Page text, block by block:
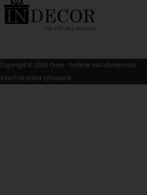
Copyright © 2026 Orion - tvoříme vaši domácnost
Všechna práva vyhrazena